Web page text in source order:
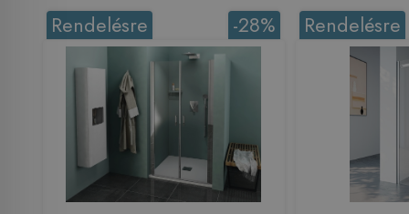
-28%
Rendelésre Rendelésre